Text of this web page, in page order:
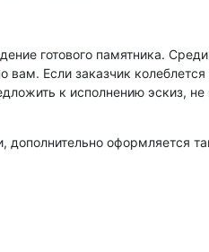
готового памятника.
вам. Если заказчик
к исполнению эскиз,
дополнительно оформляется